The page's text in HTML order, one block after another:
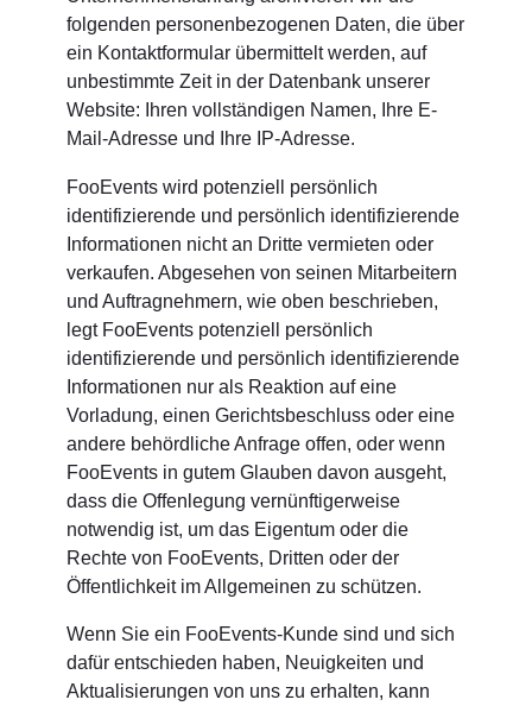
folgenden personenbezogenen Daten, die über
ein Kontaktformular übermittelt werden, auf
unbestimmte Zeit in der Datenbank unserer
Website: Ihren vollständigen Namen, Ihre E-
Mail-Adresse und Ihre IP-Adresse.
FooEvents wird potenziell persönlich
identifizierende und persönlich identifizierende
Informationen nicht an Dritte vermieten oder
verkaufen. Abgesehen von seinen Mitarbeitern
und Auftragnehmern, wie oben beschrieben,
legt FooEvents potenziell persönlich
identifizierende und persönlich identifizierende
Informationen nur als Reaktion auf eine
Vorladung, einen Gerichtsbeschluss oder eine
andere behördliche Anfrage offen, oder wenn
FooEvents in gutem Glauben davon ausgeht,
dass die Offenlegung vernünftigerweise
notwendig ist, um das Eigentum oder die
Rechte von FooEvents, Dritten oder der
Öffentlichkeit im Allgemeinen zu schützen.
Wenn Sie ein FooEvents-Kunde sind und sich
dafür entschieden haben, Neuigkeiten und
Aktualisierungen von uns zu erhalten, kann